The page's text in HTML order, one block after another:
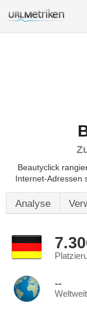
Beautyclick
Internet-Adressen
Analyse
--